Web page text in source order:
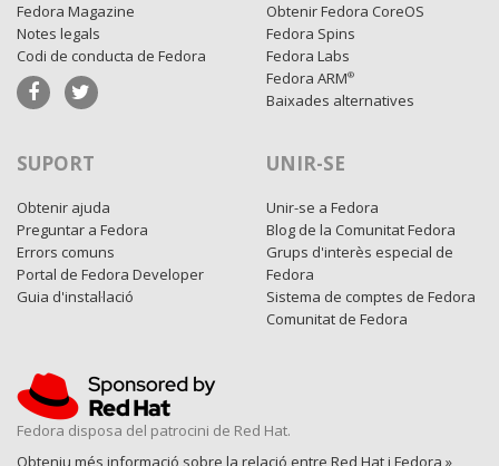
Fedora Magazine
Notes legals
Codi de conducta de Fedora
Obtenir Fedora CoreOS
Fedora Spins
Fedora Labs
Fedora ARM®
Baixades alternatives
SUPORT
Obtenir ajuda
Preguntar a Fedora
Errors comuns
Portal de Fedora Developer
Guia d'instal·lació
UNIR-SE
Unir-se a Fedora
Blog de la Comunitat Fedora
Grups d'interès especial de
Fedora
Sistema de comptes de Fedora
Comunitat de Fedora
Fedora disposa del patrocini de Red Hat.
Obteniu més informació sobre la relació entre Red Hat i Fedora »